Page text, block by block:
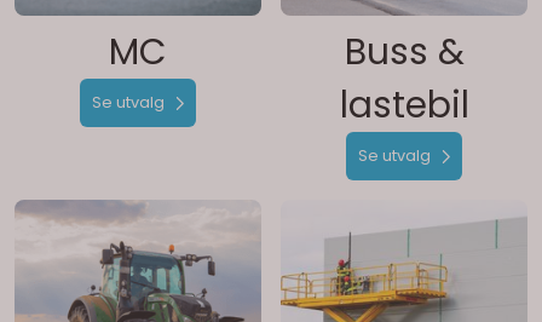
MC
Se utvalg
Buss &
lastebil
Se utvalg